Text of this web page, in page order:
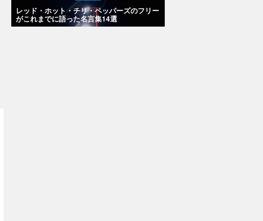
レッド・ホット・チリ・ペッパーズのフリー
がこれまでに語った名言集14選